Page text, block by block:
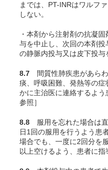
までは、PT-INRはワルフ
しない。
・本剤から注射剤の抗凝
与を中止し、次回の本剤投
の静脈内投与又は皮下投与
8.7 間質性肺疾患があら
痰、呼吸困難、発熱等の
かに主治医に連絡するよ
参照］
8.8 服用を忘れた場合は
日1回の服用を行うよう患
場合でも、一度に2回分を
以上空けるよう、患者に指